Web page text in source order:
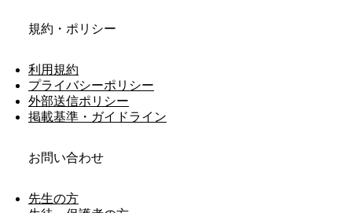
規約・ポリシー
利用規約
プライバシーポリシー
外部送信ポリシー
掲載基準・ガイドライン
お問い合わせ
先生の方